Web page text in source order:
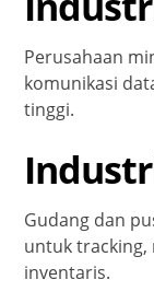
Perusahaan
komunikasi
tinggi.
Gudang dan
untuk
inventaris.